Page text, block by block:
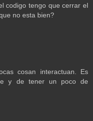
codigo tengo que cerrar el
no esta bien?
cosan interactuan. Es
y de tener un poco de